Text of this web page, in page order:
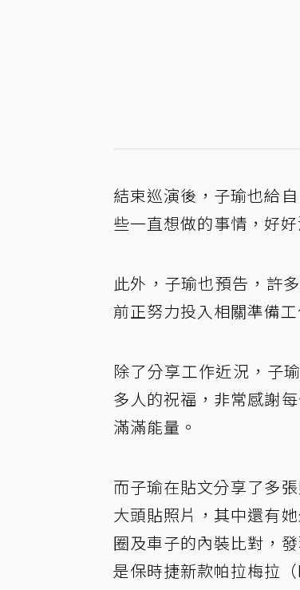
結束巡演後，子瑜也給
些一直想做的事情，好
此外，子瑜也預告，許
前正努力投入相關準備
除了分享工作近況，子
多人的祝福，非常感謝
滿滿能量。
而子瑜在貼文分享了多
大頭貼照片，其中還有
圈及車子的內裝比對，
是保時捷新款帕拉梅拉